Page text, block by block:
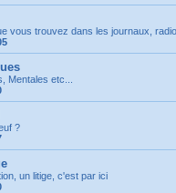
vous trouvez dans les journaux,
Mentales etc...
?
un litige, c'est par ici